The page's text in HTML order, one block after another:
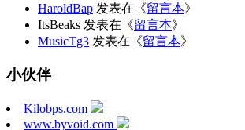
HaroldBap 发表在《留言本》
ItsBeaks 发表在《留言本》
MusicTg3 发表在《留言本》
小伙伴
Kilobps.com
www.byvoid.com